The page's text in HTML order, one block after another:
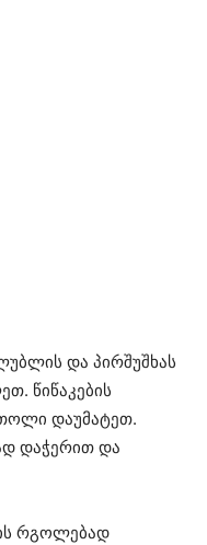
და პირშუშხას
წიწაკების
დაუმატეთ.
დაჭერით და
რგოლებად